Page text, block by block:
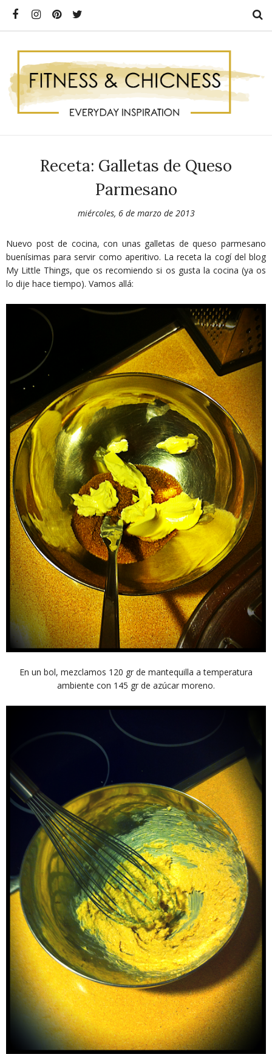
Receta: Galletas de Queso
Parmesano
miércoles, 6 de marzo de 2013
Nuevo post de cocina, con unas galletas de queso parmesano
buenísimas para servir como aperitivo. La receta la cogí del blog
My Little Things, que os recomiendo si os gusta la cocina (ya os
lo dije hace tiempo). Vamos allá:
En un bol, mezclamos 120 gr de mantequilla a temperatura
ambiente con 145 gr de azúcar moreno.